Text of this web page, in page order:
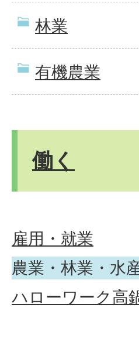
林業
有機農業
働く
雇用・就業
農業・林業・水
ハローワーク高